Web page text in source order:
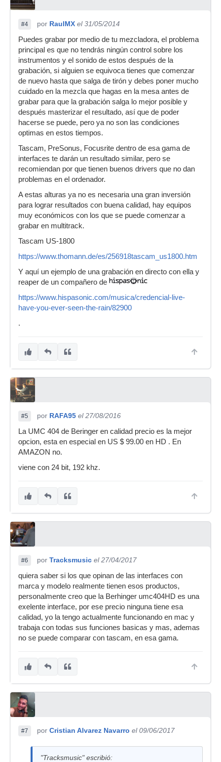
#4 por RaulMX el 31/05/2014
Puedes grabar por medio de tu mezcladora, el problema
principal es que no tendrás ningún control sobre los
instrumentos y el sonido de estos después de la
grabación, si alguien se equivoca tienes que comenzar
de nuevo hasta que salga de tirón y debes poner mucho
cuidado en la mezcla que hagas en la mesa antes de
grabar para que la grabación salga lo mejor posible y
después masterizar el resultado, así que de poder
hacerse se puede, pero ya no son las condiciones
optimas en estos tiempos.
Tascam, PreSonus, Focusrite dentro de esa gama de
interfaces te darán un resultado similar, pero se
recomiendan por que tienen buenos drivers que no dan
problemas en el ordenador.
A estas alturas ya no es necesaria una gran inversión
para lograr resultados con buena calidad, hay equipos
muy económicos con los que se puede comenzar a
grabar en multitrack.
Tascam US-1800
https://www.thomann.de/es/256918tascam_us1800.htm
Y aquí un ejemplo de una grabación en directo con ella y
reaper de un compañero de
https://www.hispasonic.com/musica/credencial-live-
have-you-ever-seen-the-rain/82900
.
#5 por RAFA95 el 27/08/2016
La UMC 404 de Beringer en calidad precio es la mejor
opcion, esta en especial en US $ 99.00 en HD . En
AMAZON no.
viene con 24 bit, 192 khz.
#6 por Tracksmusic el 27/04/2017
quiera saber si los que opinan de las interfaces con
marca y modelo realmente tienen esos productos,
personalmente creo que la Berhinger umc404HD es una
exelente interface, por ese precio ninguna tiene esa
calidad, yo la tengo actualmente funcionando en mac y
trabaja con todas sus funciones basicas y mas, ademas
no se puede comparar con tascam, en esa gama.
#7 por Cristian Alvarez Navarro el 09/06/2017
"Tracksmusic" escribió: